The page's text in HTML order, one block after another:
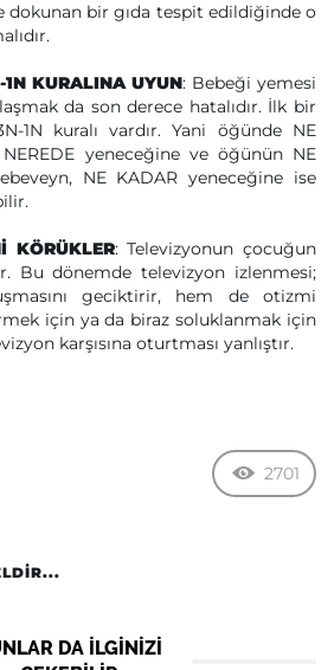
dokunan bir gıda tespit edildiğinde o
1N KURALINA UYUN: Bebeği yemesi
da son derece hatalıdır. İlk bir
1N kuralı vardır. Yani öğünde NE
yeneceğine ve öğünün NE
NE KADAR yeneceğine ise
KÖRÜKLER: Televizyonun çocuğun
Bu dönemde televizyon izlenmesi;
geciktirir, hem de otizmi
için ya da biraz soluklanmak için
karşısına oturtması yanlıştır.
2701
DA ILGINIZI